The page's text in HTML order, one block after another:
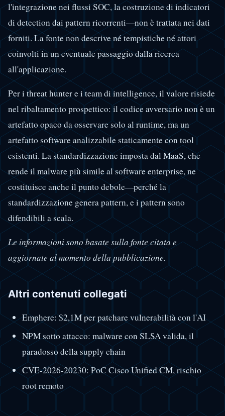
l'integrazione nei flussi SOC, la costruzione di indicatori
di detection dai pattern ricorrenti—non è trattata nei dati
forniti. La fonte non descrive né tempistiche né attori
coinvolti in un eventuale passaggio dalla ricerca
all'applicazione.
Per i threat hunter e i team di intelligence, il valore risiede
nel ribaltamento prospettico: il codice avversario non è un
artefatto opaco da osservare solo al runtime, ma un
artefatto software analizzabile staticamente con tool
esistenti. La standardizzazione imposta dal MaaS, che
rende il malware più simile al software enterprise, ne
costituisce anche il punto debole—perché la
standardizzazione genera pattern, e i pattern sono
difendibili a scala.
Le informazioni sono basate sulla fonte citata e
aggiornate al momento della pubblicazione.
Altri contenuti collegati
Emphere: $2,1M per patchare vulnerabilità con l'AI
NPM sotto attacco: malware con SLSA valida, il
paradosso della supply chain
CVE-2026-20230: PoC Cisco Unified CM, rischio
root remoto